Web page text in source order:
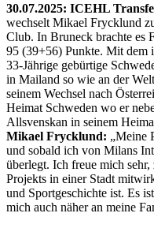
30.07.2025: ICEHL
wechselt Mikael Frycklund
Club. In Bruneck brachte es
95 (39+56) Punkte. Mit dem
33-Jährige gebürtige
in Mailand so wie an der
seinem Wechsel nach
Heimat Schweden wo er
Allsvenskan in seinem
Mikael Frycklund: „Meine
und sobald ich von Milans
überlegt. Ich freue mich
Projekts in einer Stadt
und Sportgeschichte ist. Es
mich auch näher an meine